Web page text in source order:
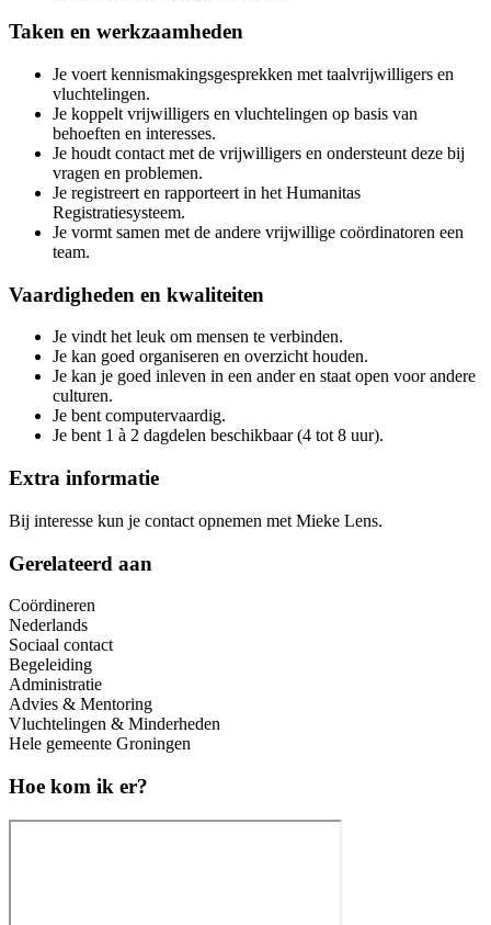
Taken en werkzaamheden
Je voert kennismakingsgesprekken met taalvrijwilligers en
vluchtelingen.
Je koppelt vrijwilligers en vluchtelingen op basis van
behoeften en interesses.
Je houdt contact met de vrijwilligers en ondersteunt deze bij
vragen en problemen.
Je registreert en rapporteert in het Humanitas
Registratiesysteem.
Je vormt samen met de andere vrijwillige coördinatoren een
team.
Vaardigheden en kwaliteiten
Je vindt het leuk om mensen te verbinden.
Je kan goed organiseren en overzicht houden.
Je kan je goed inleven in een ander en staat open voor andere
culturen.
Je bent computervaardig.
Je bent 1 à 2 dagdelen beschikbaar (4 tot 8 uur).
Extra informatie
Bij interesse kun je contact opnemen met Mieke Lens.
Gerelateerd aan
Coördineren
Nederlands
Sociaal contact
Begeleiding
Administratie
Advies & Mentoring
Vluchtelingen & Minderheden
Hele gemeente Groningen
Hoe kom ik er?